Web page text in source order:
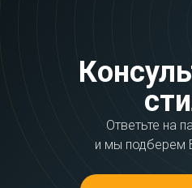
Ответьте на
и мы подберем